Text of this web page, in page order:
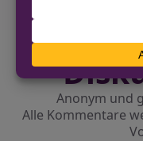
Anonym und
Alle Kommentare